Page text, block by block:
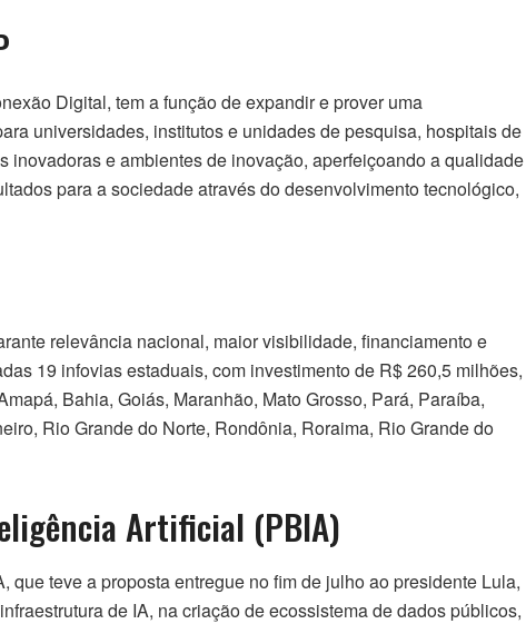
Digital, tem a função de expandir e prover uma
universidades, institutos e unidades de pesquisa, hospitais de
inovadoras e ambientes de inovação, aperfeiçoando a qualidade
para a sociedade através do desenvolvimento tecnológico,
relevância nacional, maior visibilidade, financiamento e
19 infovias estaduais, com investimento de R$ 260,5 milhões,
Bahia, Goiás, Maranhão, Mato Grosso, Pará, Paraíba,
Rio Grande do Norte, Rondônia, Roraima, Rio Grande do
Artificial (PBIA)
que teve a proposta entregue no fim de julho ao presidente Lula,
de IA, na criação de ecossistema de dados públicos,